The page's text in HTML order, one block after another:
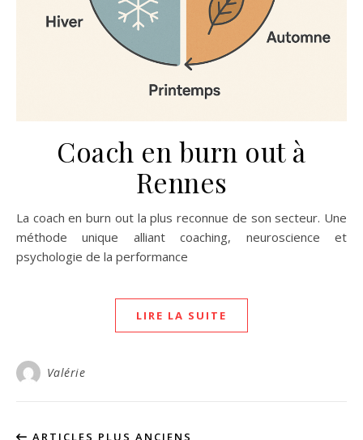
Coach en burn out à
Rennes
La coach en burn out la plus reconnue de son secteur. Une
méthode unique alliant coaching, neuroscience et
psychologie de la performance
LIRE LA SUITE
Valérie
ARTICLES PLUS ANCIENS